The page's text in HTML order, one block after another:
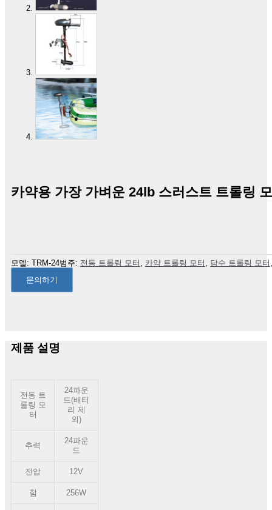
카약용 가장 가벼운 24lb 스러스트 트롤링
모델: TRM-24범주: 전동 트롤링 모터 , 카약 트롤링 모터 , 담수 트롤링 모터
문의하기
제품 설명
전동 트
롤링 모
터
24파운
드(배터
리 제
외)
추력
24파운
드
전압 12V
힘 256W